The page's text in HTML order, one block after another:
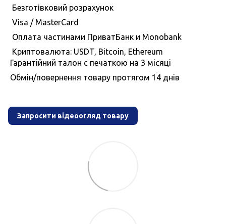
Безготівковий розрахунок
Visa / MasterCard
Оплата частинами ПриватБанк и Monobank
Криптовалюта: USDT, Bitcoin, Ethereum
Гарантiйний талон с печаткою на 3 мiсяцi
Обмiн/повернення товару протягом 14 днiв
Запросити відеоогляд товару